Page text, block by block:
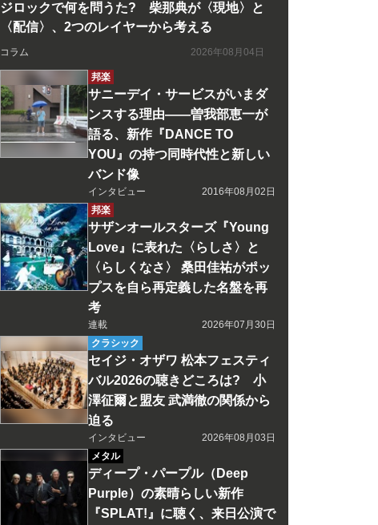
ジロックで何を問うた? 柴那典が〈現地〉と
〈配信〉、2つのレイヤーから考える
コラム 2026年08月04日
邦楽
サニーデイ・サービスがいまダ
ンスする理由――曽我部恵一が
語る、新作『DANCE TO
YOU』の持つ同時代性と新しい
バンド像
インタビュー
2016年08月02日
邦楽
サザンオールスターズ『Young
Love』に表れた〈らしさ〉と
〈らしくなさ〉 桑田佳祐がポッ
プスを自ら再定義した名盤を再
考
連載
2026年07月30日
クラシック
セイジ・オザワ 松本フェスティ
バル2026の聴きどころは? 小
澤征爾と盟友 武満徹の関係から
迫る
インタビュー
2026年08月03日
メタル
ディープ・パープル（Deep
Purple）の素晴らしい新作
『SPLAT!』に聴く、来日公演で